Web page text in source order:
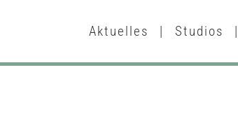
Aktuelles | Studios |